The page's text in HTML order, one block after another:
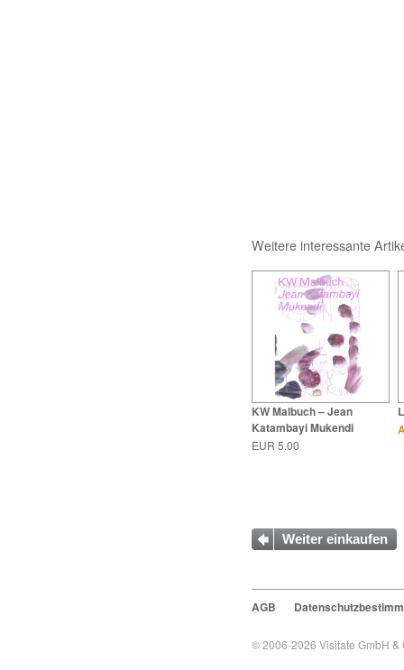
Weitere interessante
KW Malbuch – Jean
Katambayi Mukendi
EUR 5.00
Weiter einkaufen
AGB
© 2006-2026 Visitate GmbH &